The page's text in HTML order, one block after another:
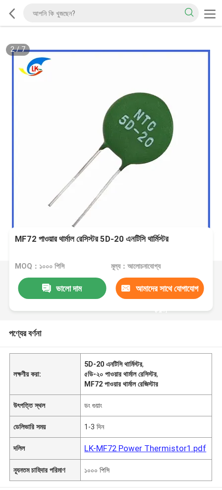
2/7
MF72 পাওয়ার থার্মাল রেসিস্টর 5D-20 এনটিসি থার্মিস্টর
MOQ：১০০০ পিসি মূল্য：আলোচনাযোগ্য
ভালো দাম আমাদের সাথে যোগাযোগ
করুন
পণ্যের বর্ণনা
লক্ষণীয় করা:
5D-20 এনটিসি থার্মিস্টর,
৫ডি-২০ পাওয়ার থার্মাল রেসিস্টর,
MF72 পাওয়ার থার্মাল রেজিস্টার
উৎপত্তি স্থল ডং গুয়াং
ডেলিভারি সময় 1-3 দিন
দলিল LK-MF72 Power Thermistor1.pdf
ন্যূনতম চাহিদার পরিমাণ ১০০০ পিসি